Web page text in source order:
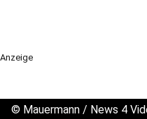
Anzeige
© Mauermann / News 4